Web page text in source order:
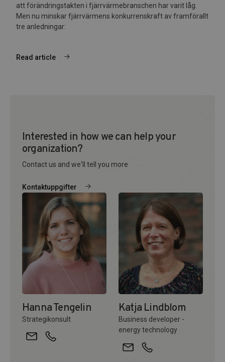
att förändringstakten i fjärrvärmebranschen har varit låg.
Men nu minskar fjärrvärmens konkurrenskraft av framförallt
tre anledningar:
Read article
Interested in how we can help your
organization?
Contact us and we'll tell you more
Kontaktuppgifter
Hanna Tengelin
Strategikonsult
Katja Lindblom
Business developer -
energy technology